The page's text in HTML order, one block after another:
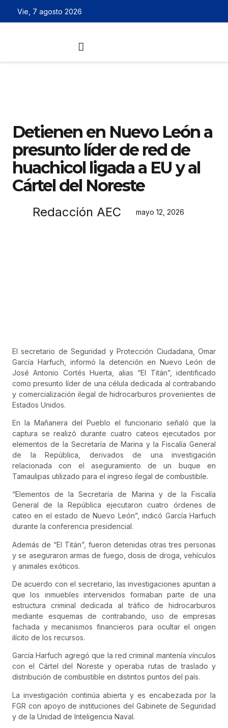
Vie, 7 agosto 2026
Detienen en Nuevo León a
presunto líder de red de
huachicol ligada a EU y al
Cártel del Noreste
Redacción AEC mayo 12, 2026
El secretario de Seguridad y Protección Ciudadana, Omar
García Harfuch , informó la detención en Nuevo León de
José Antonio Cortés Huerta, alias “El Titán”, identificado
como presunto líder de una célula dedicada al contrabando
y comercialización ilegal de hidrocarburos provenientes de
Estados Unidos.
En la Mañanera del Pueblo el funcionario señaló que la
captura se realizó durante cuatro cateos ejecutados por
elementos de la Secretaría de Marina y laFiscalía General
de la República , derivados de una investigación
relacionada con el aseguramiento de un buque en
Tamaulipas utilizado para el ingreso ilegal de combustible.
“Elementos de la Secretaría de Marina y de la Fiscalía
General de la República ejecutaron cuatro órdenes de
cateo en el estado de Nuevo León”, indicó García Harfuch
durante la conferencia presidencial.
Además de “El Titán”, fueron detenidas otras tres personas
y se aseguraron armas de fuego, dosis de droga, vehículos
y animales exóticos.
De acuerdo con el secretario, las investigaciones apuntan a
que los inmuebles intervenidos formaban parte de una
estructura criminal dedicada al tráfico de hidrocarburos
mediante esquemas de contrabando, uso de empresas
fachada y mecanismos financieros para ocultar el origen
ilícito de los recursos.
García Harfuch agregó que la red criminal mantenía vínculos
con el Cártel del Noreste y operaba rutas de traslado y
distribución de combustible en distintos puntos del país.
La investigación continúa abierta y es encabezada por la
FGR con apoyo de instituciones del Gabinete de Seguridad
y de la Unidad de Inteligencia Naval.